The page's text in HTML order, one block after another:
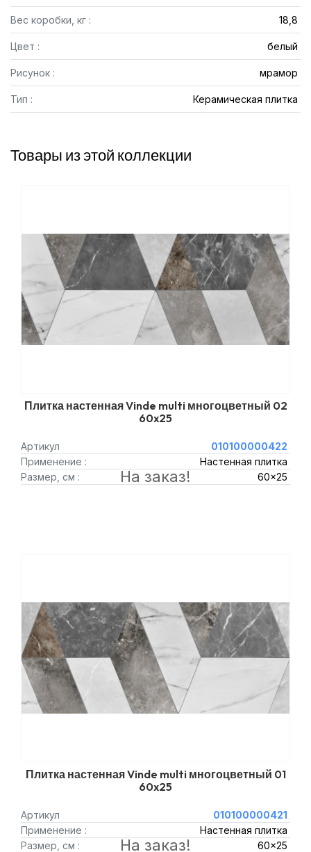
Вес коробки, кг : 18,8
Цвет : белый
Рисунок : мрамор
Тип : Керамическая плитка
Товары из этой коллекции
Плитка настенная Vinde multi многоцветный 02
60x25
Артикул
010100000422
Применение :
Настенная плитка
Размер, см :
60x25
На заказ!
Плитка настенная Vinde multi многоцветный 01
60x25
Артикул
010100000421
Применение :
Настенная плитка
Размер, см :
60x25
На заказ!